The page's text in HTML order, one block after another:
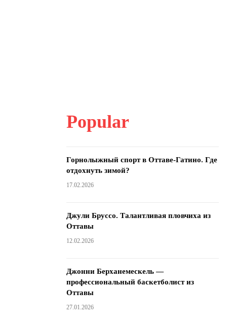
Popular
Горнолыжный спорт в Оттаве-Гатино. Где
отдохнуть зимой?
17.02.2026
Джули Бруссо. Талантливая пловчиха из
Оттавы
12.02.2026
Джонни Берханемескель —
профессиональный баскетболист из
Оттавы
27.01.2026